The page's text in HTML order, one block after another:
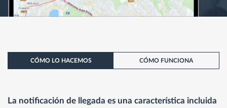
CÓMO LO HACEMOS CÓMO FUNCIONA
La notificación de llegada es una característica incluida